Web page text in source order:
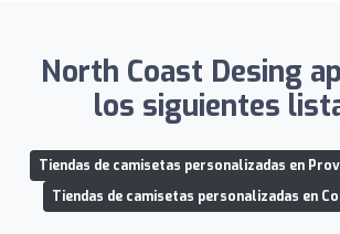
North Coast Desing
los siguientes
Tiendas de camisetas personalizadas en
Tiendas de camisetas personalizadas en